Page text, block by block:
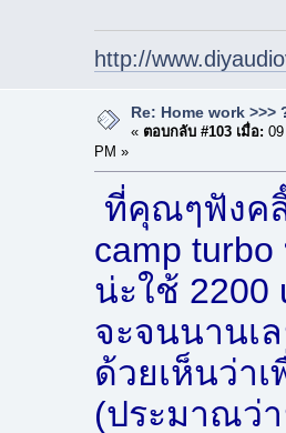
http://
Re: Home work >>>
« ตอบกลับ #103 เมื่อ:
PM »
ที่คุณๆฟังค
camp
น่ะใช้ 2200
จะจนนานเ
ด้วยเห็นว่า
(ประมาณว่า